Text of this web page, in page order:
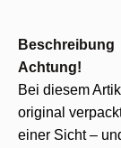
Beschreibung
Achtung!
Bei diesem
original
einer Sicht –